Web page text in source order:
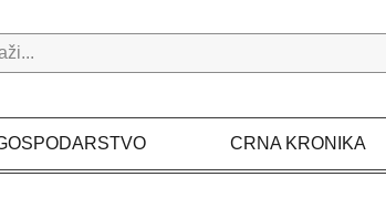
CRNA KRONIKA